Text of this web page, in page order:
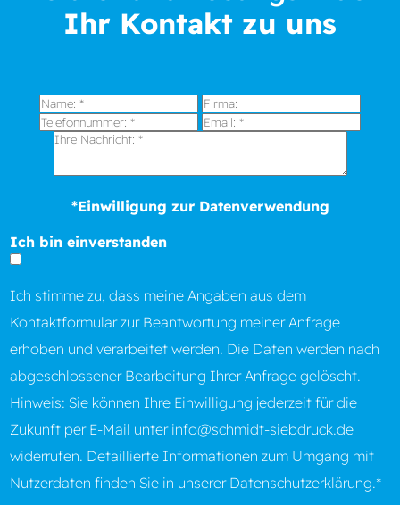
Ihr Kontakt zu uns
*Einwilligung zur Datenverwendung
Ich bin einverstanden
Ich stimme zu, dass meine Angaben aus dem
Kontaktformular zur Beantwortung meiner Anfrage
erhoben und verarbeitet werden. Die Daten werden nach
abgeschlossener Bearbeitung Ihrer Anfrage gelöscht.
Hinweis: Sie können Ihre Einwilligung jederzeit für die
Zukunft per E-Mail unter info@schmidt-siebdruck.de
widerrufen. Detaillierte Informationen zum Umgang mit
Nutzerdaten finden Sie in unserer Datenschutzerklärung.*